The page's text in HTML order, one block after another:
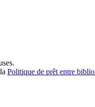
Politique de prêt entre